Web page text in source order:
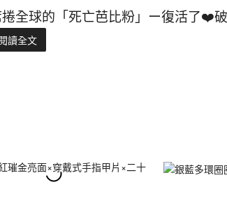
全球的「死亡芭比粉」ー復活了❤️
讀全文